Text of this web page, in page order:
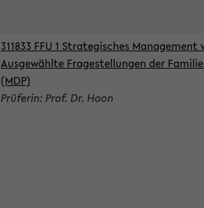
311833 FFU 1 Strategisches
Ausgewählte Fragestellungen der
(MDP)
Prüferin: Prof. Dr. Hoon